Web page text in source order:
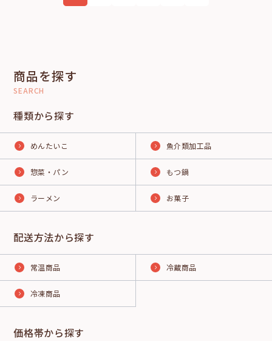
商品を探す
SEARCH
種類から探す
めんたいこ 魚介類加工品
惣菜・パン もつ鍋
ラーメン お菓子
配送方法から探す
常温商品 冷蔵商品
冷凍商品
価格帯から探す